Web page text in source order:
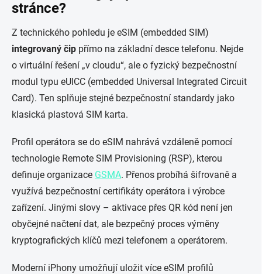
stránce?
Z technického pohledu je eSIM (embedded SIM)
integrovaný čip přímo na základní desce telefonu. Nejde
o virtuální řešení „v cloudu“, ale o fyzický bezpečnostní
modul typu eUICC (embedded Universal Integrated Circuit
Card). Ten splňuje stejné bezpečnostní standardy jako
klasická plastová SIM karta.
Profil operátora se do eSIM nahrává vzdáleně pomocí
technologie Remote SIM Provisioning (RSP), kterou
definuje organizace GSMA. Přenos probíhá šifrovaně a
využívá bezpečnostní certifikáty operátora i výrobce
zařízení. Jinými slovy – aktivace přes QR kód není jen
obyčejné načtení dat, ale bezpečný proces výměny
kryptografických klíčů mezi telefonem a operátorem.
Moderní iPhony umožňují uložit více eSIM profilů